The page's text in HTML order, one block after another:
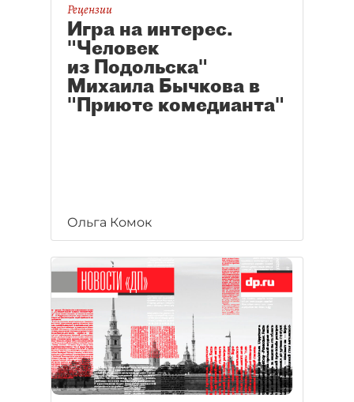
Рецензии
Игра на интерес.
"Человек
из Подольска"
Михаила Бычкова в
"Приюте комедианта"
Ольга Комок